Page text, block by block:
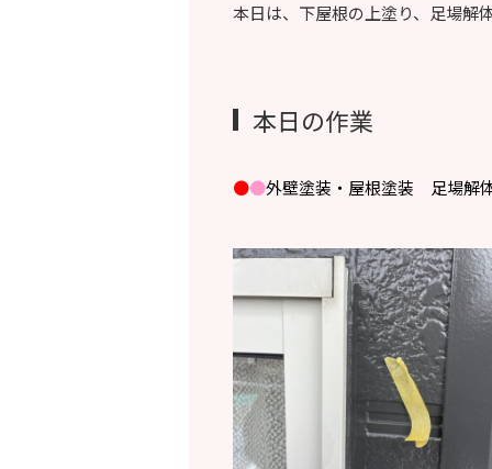
本日は、下屋根の上塗り、足場解
本日の作業
●●外壁塗装・屋根塗装 足場解